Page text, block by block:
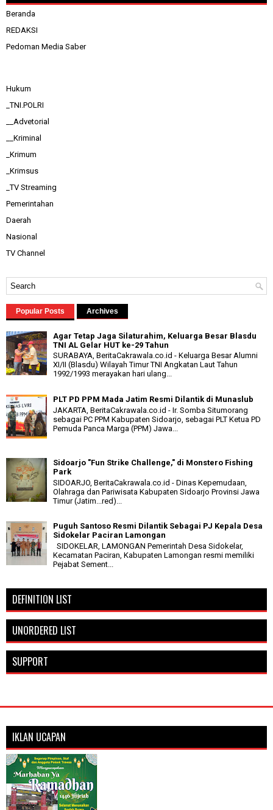
Beranda
REDAKSI
Pedoman Media Saber
Hukum
_TNI.POLRI
__Advetorial
__Kriminal
_Krimum
_Krimsus
_TV Streaming
Pemerintahan
Daerah
Nasional
TV Channel
Popular Posts Archives
Agar Tetap Jaga Silaturahim, Keluarga Besar Blasdu
TNI AL Gelar HUT ke-29 Tahun
SURABAYA, BeritaCakrawala.co.id - Keluarga Besar Alumni
XI/II (Blasdu) Wilayah Timur TNI Angkatan Laut Tahun
1992/1993 merayakan hari ulang...
PLT PD PPM Mada Jatim Resmi Dilantik di Munaslub
JAKARTA, BeritaCakrawala.co.id - Ir. Somba Situmorang
sebagai PC PPM Kabupaten Sidoarjo, sebagai PLT Ketua PD
Pemuda Panca Marga (PPM) Jawa...
Sidoarjo "Fun Strike Challenge," di Monstero Fishing
Park
SIDOARJO, BeritaCakrawala.co.id - Dinas Kepemudaan,
Olahraga dan Pariwisata Kabupaten Sidoarjo Provinsi Jawa
Timur (Jatim...red)...
Puguh Santoso Resmi Dilantik Sebagai PJ Kepala Desa
Sidokelar Paciran Lamongan
SIDOKELAR, LAMONGAN Pemerintah Desa Sidokelar,
Kecamatan Paciran, Kabupaten Lamongan resmi memiliki
Pejabat Sement...
DEFINITION LIST
UNORDERED LIST
SUPPORT
IKLAN UCAPAN